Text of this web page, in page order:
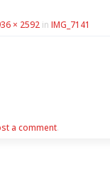
× 2592 in IMG_7141
a comment.